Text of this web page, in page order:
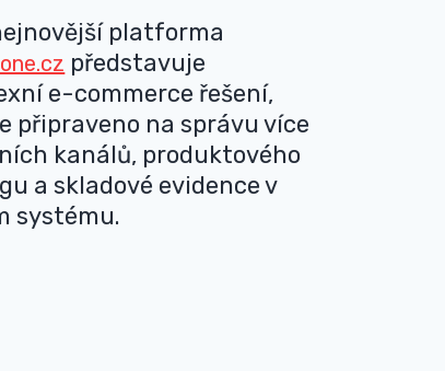
platforma
představuje
e-commerce řešení,
připraveno na správu více
kanálů, produktového
a skladové evidence v
systému.